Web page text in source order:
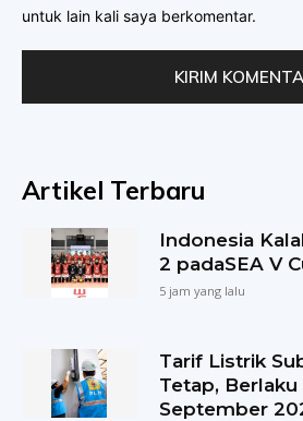
untuk lain kali saya berkomentar.
Artikel Terbaru
Indonesia
2 padaSEA V
5 jam yang lalu
Tarif Listrik
Tetap,
September